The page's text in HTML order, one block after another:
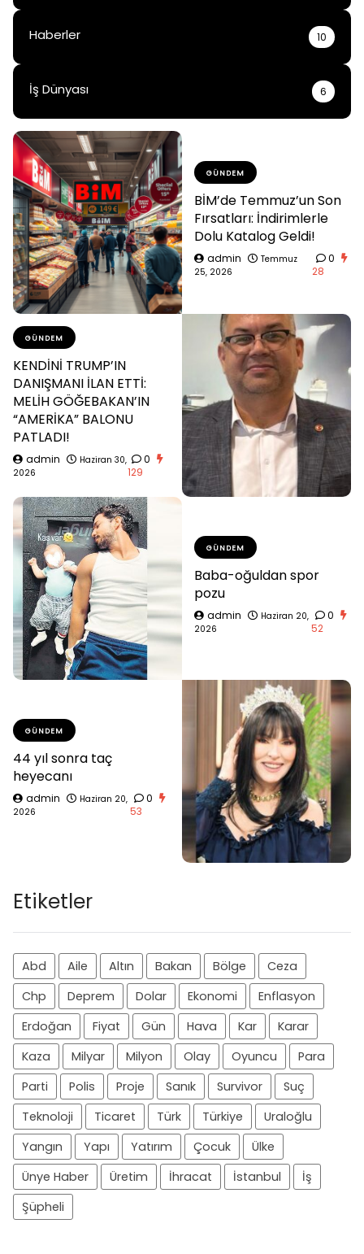
Haberler 10
İş Dünyası 6
GÜNDEM
BİM’de Temmuz’un Son
Fırsatları: İndirimlerle
Dolu Katalog Geldi!
admin
Temmuz
25, 2026
0
28
GÜNDEM
KENDİNİ TRUMP’IN
DANIŞMANI İLAN ETTİ:
MELİH GÖĞEBAKAN’IN
“AMERİKA” BALONU
PATLADI!
admin
Haziran 30,
2026
0
129
GÜNDEM
Baba-oğuldan spor
pozu
admin
Haziran 20,
2026
0
52
GÜNDEM
44 yıl sonra taç
heyecanı
admin
Haziran 20,
2026
0
53
Etiketler
Abd Aile Altın Bakan Bölge
Ceza
Chp
Deprem Dolar Ekonomi
Enflasyon
Erdoğan
Fiyat Gün Hava Kar
Karar
Kaza
Milyar Milyon Olay Oyuncu
Para
Parti
Polis Proje Sanık Survivor
Suç
Teknoloji
Ticaret Türk Türkiye
Uraloğlu
Yangın
Yapı Yatırım Çocuk
Ülke
Ünye Haber
Üretim İhracat İstanbul
İş
Şüpheli